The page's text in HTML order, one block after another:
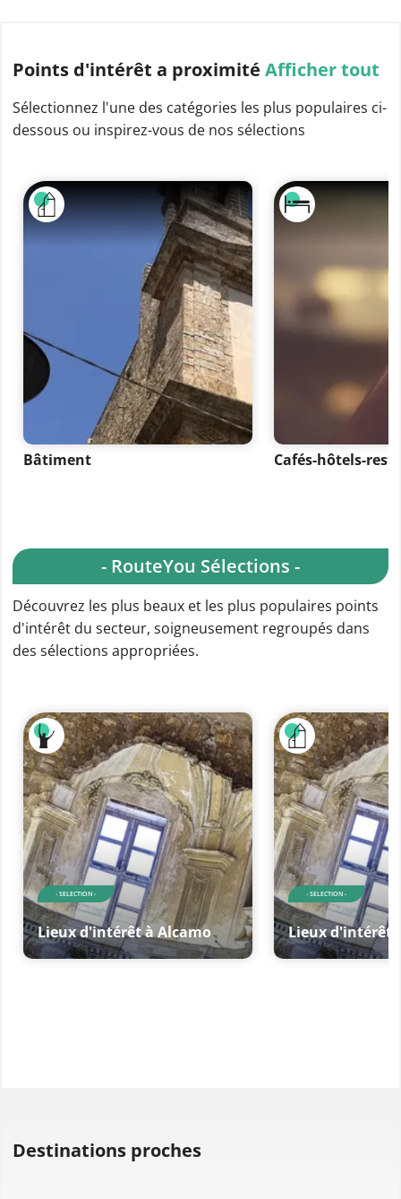
Points d'intérêt a proximité Afficher tout
Sélectionnez l'une des catégories les plus populaires ci-
dessous ou inspirez-vous de nos sélections
Bâtiment Cafés-hôtels-
- RouteYou Sélections -
Découvrez les plus beaux et les plus populaires points
d'intérêt du secteur, soigneusement regroupés dans
des sélections appropriées.
- SELECTION -
Lieux d'intérêt à Alcamo
- SELECTION -
Lieux d'intérêt
Destinations proches